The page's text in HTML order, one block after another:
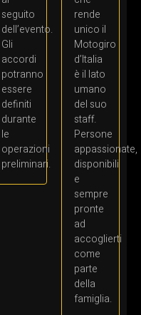
seguito
dell’evento.
Gli
accordi
potranno
essere
definiti
durante
le
operazioni
preliminari.
rende
unico il
Motogiro
d’Italia
è il lato
umano
del suo
staff.
Persone
appassionate,
disponibili
e
sempre
pronte
ad
accoglierti
come
parte
della
famiglia.